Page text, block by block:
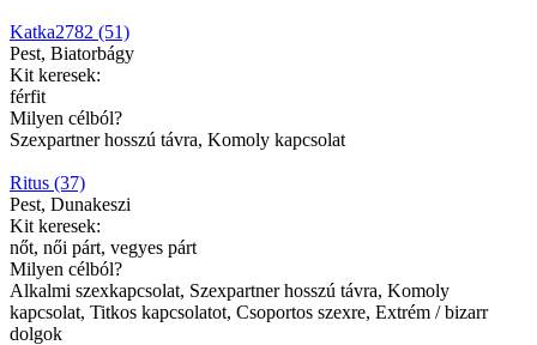
Katka2782 (51)
Pest, Biatorbágy
Kit keresek:
férfit
Milyen célból?
Szexpartner hosszú távra, Komoly kapcsolat
Ritus (37)
Pest, Dunakeszi
Kit keresek:
nőt, női párt, vegyes párt
Milyen célból?
Alkalmi szexkapcsolat, Szexpartner hosszú távra, Komoly
kapcsolat, Titkos kapcsolatot, Csoportos szexre, Extrém / bizarr
dolgok